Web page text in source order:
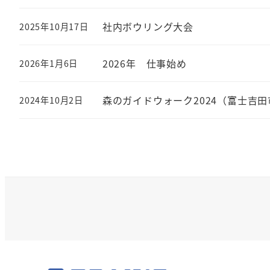
社内ボウリング大会
2025年10月17日
2026年 仕事始め
2026年1月6日
森のガイドウォーク2024（富士吉田
2024年10月2日